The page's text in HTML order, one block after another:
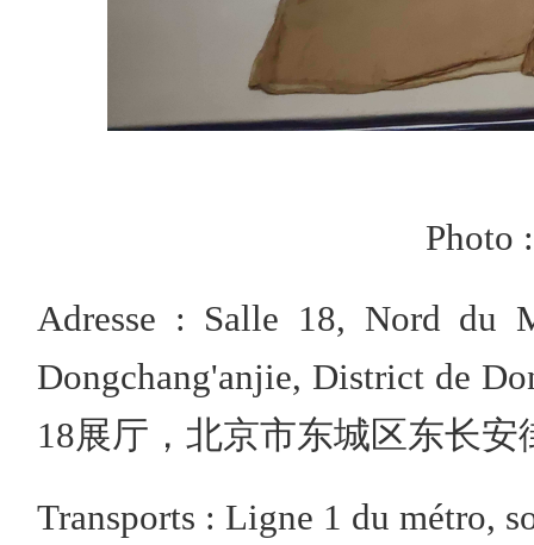
Photo
Adresse : Salle 18, Nord du
Dongchang'anjie, District de
18展厅，北京市东城区东长安
Transports : Ligne 1 du métro,